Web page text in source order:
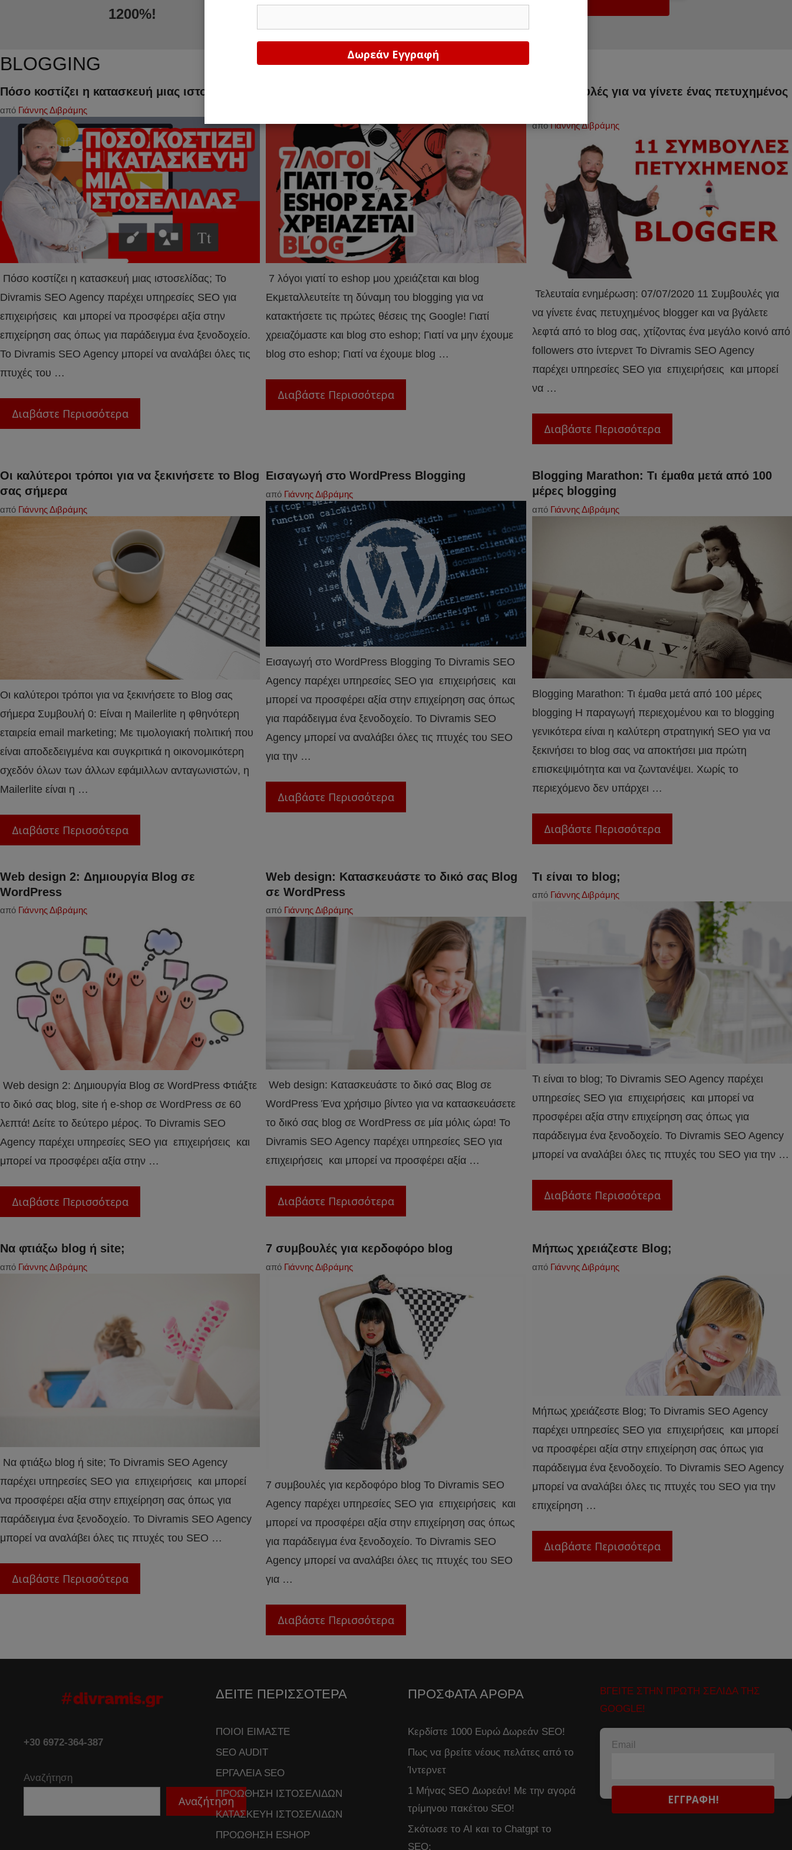
1200%!
BLOGGING
Πόσο κοστίζει η κατασκευή μιας ιστοσελίδας;
από Γιάννης Διβράμης
Πόσο κοστίζει η κατασκευή μιας ιστοσελίδας; Το
Divramis SEO Agency παρέχει υπηρεσίες SEO για
επιχειρήσεις και μπορεί να προσφέρει αξία στην
επιχείρηση σας όπως για παράδειγμα ένα ξενοδοχείο.
Το Divramis SEO Agency μπορεί να αναλάβει όλες τις
πτυχές του …
Διαβάστε Περισσότερα
7 λόγοι γιατί το eshop μου χρειάζεται και blog
Eκμεταλλευτείτε τη δύναμη του blogging για να
κατακτήσετε τις πρώτες θέσεις της Google! Γιατί
χρειαζόμαστε και blog στο eshop; Γιατί να μην έχουμε
blog στο eshop; Γιατί να έχουμε blog …
Διαβάστε Περισσότερα
11 Συμβουλές για να γίνετε ένας πετυχημένος
απόΓιάννης Διβράμης
Τελευταία ενημέρωση: 07/07/2020 11 Συμβουλές για
να γίνετε ένας πετυχημένος blogger και να βγάλετε
λεφτά από το blog σας, χτίζοντας ένα μεγάλο κοινό από
followers στο ίντερνετ Το Divramis SEO Agency
παρέχει υπηρεσίες SEO για επιχειρήσεις και μπορεί
να …
Διαβάστε Περισσότερα
Οι καλύτεροι τρόποι για να ξεκινήσετε το Blog
σας σήμερα
από Γιάννης Διβράμης
Οι καλύτεροι τρόποι για να ξεκινήσετε το Blog σας
σήμερα Συμβουλή 0: Είναι η Mailerlite η φθηνότερη
εταιρεία email marketing; Με τιμολογιακή πολιτική που
είναι αποδεδειγμένα και συγκριτικά η οικονομικότερη
σχεδόν όλων των άλλων εφάμιλλων ανταγωνιστών, η
Mailerlite είναι η …
Διαβάστε Περισσότερα
Εισαγωγή στο WordPress Blogging
από Γιάννης Διβράμης
Εισαγωγή στο WordPress Blogging Το Divramis SEO
Agency παρέχει υπηρεσίες SEO για επιχειρήσεις και
μπορεί να προσφέρει αξία στην επιχείρηση σας όπως
για παράδειγμα ένα ξενοδοχείο. Το Divramis SEO
Agency μπορεί να αναλάβει όλες τις πτυχές του SEO
για την …
Διαβάστε Περισσότερα
Blogging Marathon: Τι έμαθα μετά από 100
μέρες blogging
από Γιάννης Διβράμης
Blogging Marathon: Τι έμαθα μετά από 100 μέρες
blogging Η παραγωγή περιεχομένου και το blogging
γενικότερα είναι η καλύτερη στρατηγική SEO για να
ξεκινήσει το blog σας να αποκτήσει μια πρώτη
επισκεψιμότητα και να ζωντανέψει. Χωρίς το
περιεχόμενο δεν υπάρχει …
Διαβάστε Περισσότερα
Web design 2: Δημιουργία Blog σε
WordPress
από Γιάννης Διβράμης
Web design 2: Δημιουργία Blog σε WordPress Φτιάξτε
το δικό σας blog, site ή e-shop σε WordPress σε 60
λεπτά! Δείτε το δεύτερο μέρος. Το Divramis SEO
Agency παρέχει υπηρεσίες SEO για επιχειρήσεις και
μπορεί να προσφέρει αξία στην …
Διαβάστε Περισσότερα
Web design: Κατασκευάστε το δικό σας Blog
σε WordPress
από Γιάννης Διβράμης
Web design: Κατασκευάστε το δικό σας Blog σε
WordPress Ένα χρήσιμο βίντεο για να κατασκευάσετε
το δικό σας blog σε WordPress σε μία μόλις ώρα! Το
Divramis SEO Agency παρέχει υπηρεσίες SEO για
επιχειρήσεις και μπορεί να προσφέρει αξία …
Διαβάστε Περισσότερα
Τι είναι το blog;
από Γιάννης Διβράμης
Τι είναι το blog; Το Divramis SEO Agency παρέχει
υπηρεσίες SEO για επιχειρήσεις και μπορεί να
προσφέρει αξία στην επιχείρηση σας όπως για
παράδειγμα ένα ξενοδοχείο. Το Divramis SEO Agency
μπορεί να αναλάβει όλες τις πτυχές του SEO για την …
Διαβάστε Περισσότερα
Να φτιάξω blog ή site;
από Γιάννης Διβράμης
Να φτιάξω blog ή site; Το Divramis SEO Agency
παρέχει υπηρεσίες SEO για επιχειρήσεις και μπορεί
να προσφέρει αξία στην επιχείρηση σας όπως για
παράδειγμα ένα ξενοδοχείο. Το Divramis SEO Agency
μπορεί να αναλάβει όλες τις πτυχές του SEO …
Διαβάστε Περισσότερα
7 συμβουλές για κερδοφόρο blog
από Γιάννης Διβράμης
7 συμβουλές για κερδοφόρο blog Το Divramis SEO
Agency παρέχει υπηρεσίες SEO για επιχειρήσεις και
μπορεί να προσφέρει αξία στην επιχείρηση σας όπως
για παράδειγμα ένα ξενοδοχείο. Το Divramis SEO
Agency μπορεί να αναλάβει όλες τις πτυχές του SEO
για …
Διαβάστε Περισσότερα
Μήπως χρειάζεστε Blog;
από Γιάννης Διβράμης
Μήπως χρειάζεστε Blog; Το Divramis SEO Agency
παρέχει υπηρεσίες SEO για επιχειρήσεις και μπορεί
να προσφέρει αξία στην επιχείρηση σας όπως για
παράδειγμα ένα ξενοδοχείο. Το Divramis SEO Agency
μπορεί να αναλάβει όλες τις πτυχές του SEO για την
επιχείρηση …
Διαβάστε Περισσότερα
+30 6972-364-387
Αναζήτηση
Αναζήτηση
ΔΕΙΤΕ ΠΕΡΙΣΣΟΤΕΡΑ
ΠΟΙΟΙ ΕΙΜΑΣΤΕ
SEO AUDIT
ΕΡΓΑΛΕΙΑ SEO
ΠΡΟΩΘΗΣΗ ΙΣΤΟΣΕΛΙΔΩΝ
ΚΑΤΑΣΚΕΥΗ ΙΣΤΟΣΕΛΙΔΩΝ
ΠΡΟΩΘΗΣΗ ESHOP
ΠΡΟΣΦΑΤΑ ΑΡΘΡΑ
Κερδίστε 1000 Ευρώ Δωρεάν SEO!
Πως να βρείτε νέους πελάτες από το
Ίντερνετ
1 Μήνας SEO Δωρεάν! Με την αγορά
τρίμηνου πακέτου SEO!
Σκότωσε το AI και το Chatgpt το
SEO;
ΒΓΕΙΤΕ ΣΤΗΝ ΠΡΩΤΗ ΣΕΛΙΔΑ ΤΗΣ
GOOGLE!
Email